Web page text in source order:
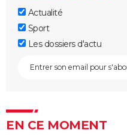
Actualité
Sport
Les dossiers d'actu
EN CE MOMENT